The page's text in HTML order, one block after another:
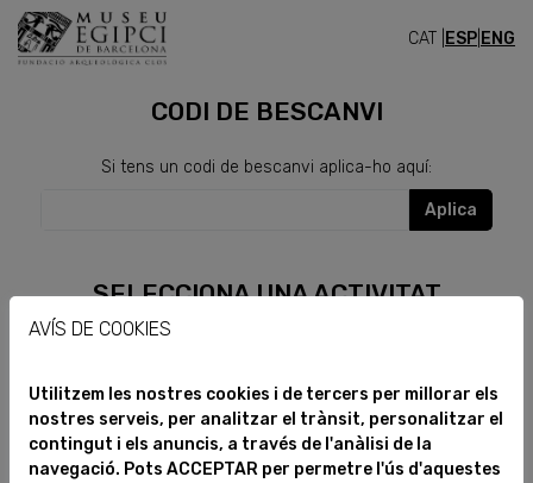
CAT | ESP ENG
CODI DE BESCANVI
Si tens un codi de bescanvi aplica-ho aquí:
Aplica
SELECCIONA UNA ACTIVITAT
Servei temporalment no disponible, disculpeu les molèsties
AVÍS DE COOKIES
Utilitzem les nostres cookies i de tercers per millorar els
nostres serveis, per analitzar el trànsit, personalitzar el
contingut i els anuncis, a través de l'anàlisi de la
navegació. Pots ACCEPTAR per permetre l'ús d'aquestes